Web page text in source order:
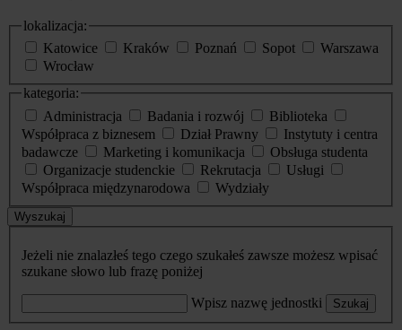
lokalizacja:
Katowice
Kraków Poznań Sopot
Warszawa
Wrocław
kategoria:
Administracja
Badania i rozwój
Biblioteka
Współpraca z biznesem
Dział Prawny
Instytuty i centra
badawcze
Marketing i komunikacja
Obsługa studenta
Organizacje studenckie
Rekrutacja
Usługi
Współpraca międzynarodowa
Wydziały
Wyszukaj
Jeżeli nie znalazłeś tego czego szukałeś zawsze możesz wpisać
szukane słowo lub frazę poniżej
Wpisz nazwę jednostki Szukaj